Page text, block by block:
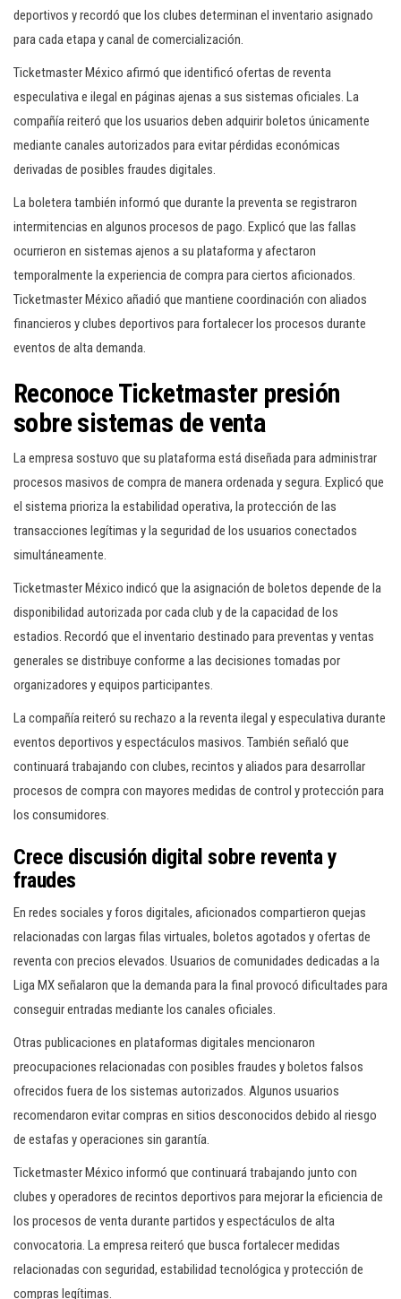
deportivos y recordó que los clubes determinan el inventario asignado
para cada etapa y canal de comercialización.
Ticketmaster México afirmó que identificó ofertas de reventa
especulativa e ilegal en páginas ajenas a sus sistemas oficiales. La
compañía reiteró que los usuarios deben adquirir boletos únicamente
mediante canales autorizados para evitar pérdidas económicas
derivadas de posibles fraudes digitales.
La boletera también informó que durante la preventa se registraron
intermitencias en algunos procesos de pago. Explicó que las fallas
ocurrieron en sistemas ajenos a su plataforma y afectaron
temporalmente la experiencia de compra para ciertos aficionados.
Ticketmaster México añadió que mantiene coordinación con aliados
financieros y clubes deportivos para fortalecer los procesos durante
eventos de alta demanda.
Reconoce Ticketmaster presión
sobre sistemas de venta
La empresa sostuvo que su plataforma está diseñada para administrar
procesos masivos de compra de manera ordenada y segura. Explicó que
el sistema prioriza la estabilidad operativa, la protección de las
transacciones legítimas y la seguridad de los usuarios conectados
simultáneamente.
Ticketmaster México indicó que la asignación de boletos depende de la
disponibilidad autorizada por cada club y de la capacidad de los
estadios. Recordó que el inventario destinado para preventas y ventas
generales se distribuye conforme a las decisiones tomadas por
organizadores y equipos participantes.
La compañía reiteró su rechazo a la reventa ilegal y especulativa durante
eventos deportivos y espectáculos masivos. También señaló que
continuará trabajando con clubes, recintos y aliados para desarrollar
procesos de compra con mayores medidas de control y protección para
los consumidores.
Crece discusión digital sobre reventa y
fraudes
En redes sociales y foros digitales, aficionados compartieron quejas
relacionadas con largas filas virtuales, boletos agotados y ofertas de
reventa con precios elevados. Usuarios de comunidades dedicadas a la
Liga MX señalaron que la demanda para la final provocó dificultades para
conseguir entradas mediante los canales oficiales.
Otras publicaciones en plataformas digitales mencionaron
preocupaciones relacionadas con posibles fraudes y boletos falsos
ofrecidos fuera de los sistemas autorizados. Algunos usuarios
recomendaron evitar compras en sitios desconocidos debido al riesgo
de estafas y operaciones sin garantía.
Ticketmaster México informó que continuará trabajando junto con
clubes y operadores de recintos deportivos para mejorar la eficiencia de
los procesos de venta durante partidos y espectáculos de alta
convocatoria. La empresa reiteró que busca fortalecer medidas
relacionadas con seguridad, estabilidad tecnológica y protección de
compras legítimas.